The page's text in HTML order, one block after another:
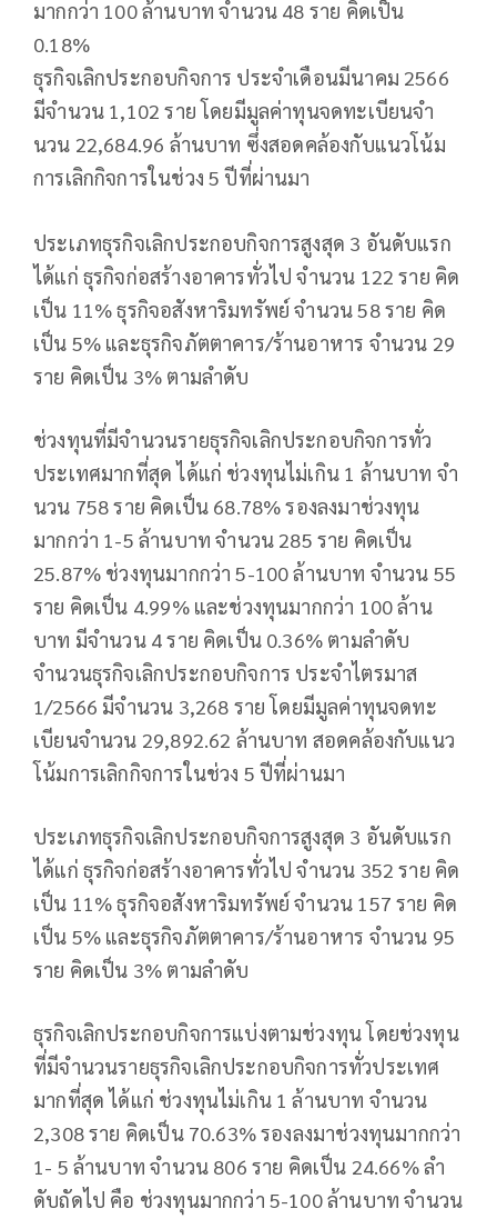
มากกว่า 100 ล้านบาท จํานวน 48 ราย คิดเป็น
0.18%
ธุรกิจเลิกประกอบกิจการ ประจําเดือนมีนาคม 2566
มีจํานวน 1,102 ราย โดยมีมูลค่าทุนจดทะเบียนจํา
นวน 22,684.96 ล้านบาท ซึ่งสอดคล้องกับแนวโน้ม
การเลิกกิจการในช่วง 5 ปีที่ผ่านมา
ประเภทธุรกิจเลิกประกอบกิจการสูงสุด 3 อันดับแรก
ได้แก่ ธุรกิจก่อสร้างอาคารทั่วไป จํานวน 122 ราย คิด
เป็น 11% ธุรกิจอสังหาริมทรัพย์ จํานวน 58 ราย คิด
เป็น 5% และธุรกิจภัตตาคาร/ร้านอาหาร จํานวน 29
ราย คิดเป็น 3% ตามลําดับ
ช่วงทุนที่มีจํานวนรายธุรกิจเลิกประกอบกิจการทั่ว
ประเทศมากที่สุด ได้แก่ ช่วงทุนไม่เกิน 1 ล้านบาท จํา
นวน 758 ราย คิดเป็น 68.78% รองลงมาช่วงทุน
มากกว่า 1-5 ล้านบาท จํานวน 285 ราย คิดเป็น
25.87% ช่วงทุนมากกว่า 5-100 ล้านบาท จํานวน 55
ราย คิดเป็น 4.99% และช่วงทุนมากกว่า 100 ล้าน
บาท มีจํานวน 4 ราย คิดเป็น 0.36% ตามลําดับ
จํานวนธุรกิจเลิกประกอบกิจการ ประจําไตรมาส
1/2566 มีจํานวน 3,268 ราย โดยมีมูลค่าทุนจดทะ
เบียนจํานวน 29,892.62 ล้านบาท สอดคล้องกับแนว
โน้มการเลิกกิจการในช่วง 5 ปีที่ผ่านมา
ประเภทธุรกิจเลิกประกอบกิจการสูงสุด 3 อันดับแรก
ได้แก่ ธุรกิจก่อสร้างอาคารทั่วไป จํานวน 352 ราย คิด
เป็น 11% ธุรกิจอสังหาริมทรัพย์ จํานวน 157 ราย คิด
เป็น 5% และธุรกิจภัตตาคาร/ร้านอาหาร จํานวน 95
ราย คิดเป็น 3% ตามลําดับ
ธุรกิจเลิกประกอบกิจการแบ่งตามช่วงทุน โดยช่วงทุน
ที่มีจํานวนรายธุรกิจเลิกประกอบกิจการทั่วประเทศ
มากที่สุด ได้แก่ ช่วงทุนไม่เกิน 1 ล้านบาท จํานวน
2,308 ราย คิดเป็น 70.63% รองลงมาช่วงทุนมากกว่า
1- 5 ล้านบาท จํานวน 806 ราย คิดเป็น 24.66% ลํา
ดับถัดไป คือ ช่วงทุนมากกว่า 5-100 ล้านบาท จํานวน